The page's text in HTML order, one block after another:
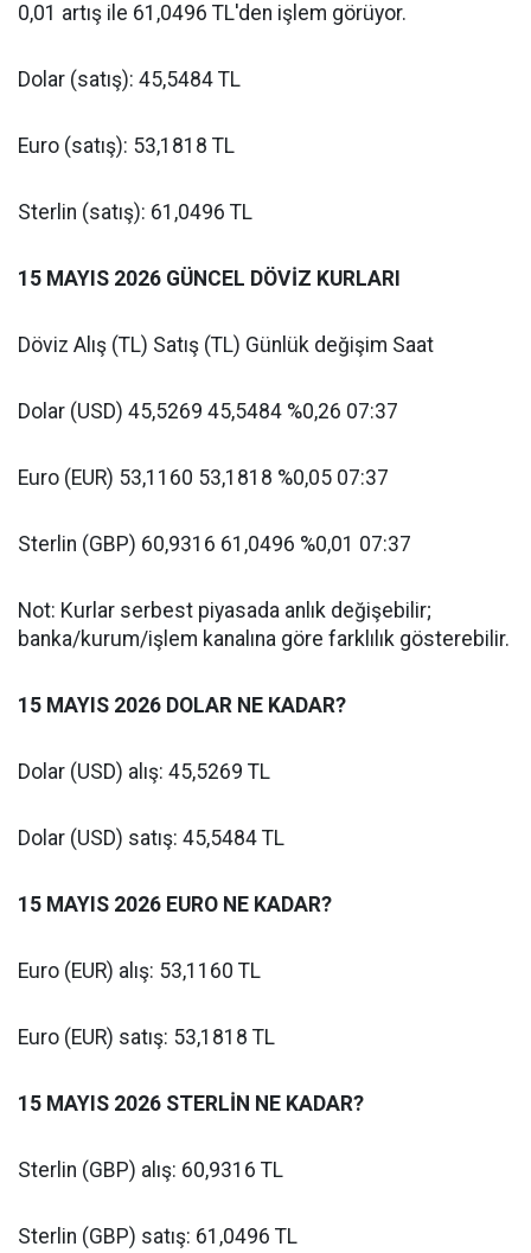
0,01 artış ile 61,0496 TL'den işlem görüyor.
Dolar (satış): 45,5484 TL
Euro (satış): 53,1818 TL
Sterlin (satış): 61,0496 TL
15 MAYIS 2026 GÜNCEL DÖVİZ KURLARI
Döviz Alış (TL) Satış (TL) Günlük değişim Saat
Dolar (USD) 45,5269 45,5484 %0,26 07:37
Euro (EUR) 53,1160 53,1818 %0,05 07:37
Sterlin (GBP) 60,9316 61,0496 %0,01 07:37
Not: Kurlar serbest piyasada anlık değişebilir;
banka/kurum/işlem kanalına göre farklılık gösterebilir.
15 MAYIS 2026 DOLAR NE KADAR?
Dolar (USD) alış: 45,5269 TL
Dolar (USD) satış: 45,5484 TL
15 MAYIS 2026 EURO NE KADAR?
Euro (EUR) alış: 53,1160 TL
Euro (EUR) satış: 53,1818 TL
15 MAYIS 2026 STERLİN NE KADAR?
Sterlin (GBP) alış: 60,9316 TL
Sterlin (GBP) satış: 61,0496 TL